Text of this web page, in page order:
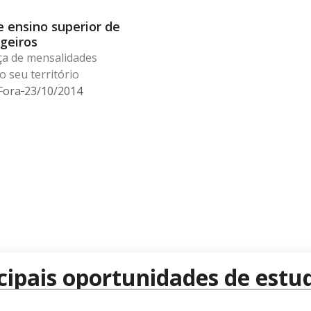
ensino superior de
de mensalidades
seu território
23/10/2014
oportunidades de